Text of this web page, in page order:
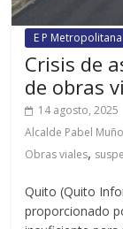
E P
Crisis de
de obras
14 agosto, 2025
Alcalde Pabel
Obras viales,
Quito (Quito
proporcionado